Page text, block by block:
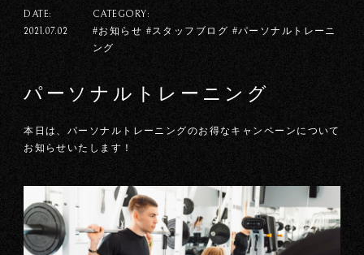
DATE:
2021.07.02
CATEGORY:
#お知らせ #スタッフブログ #パーソナルトレーニ
ング
パーソナルトレーニング
本日は、パーソナルトレーニングのお得なキャンペーンについて
お知らせいたします！